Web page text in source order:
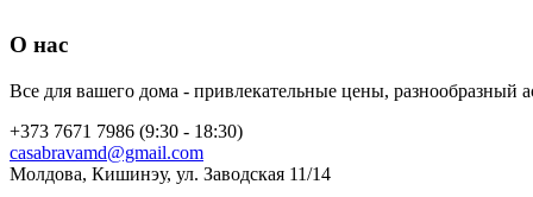
О нас
Все для вашего дома - привлекательные цены, разнообразный
+373 7671 7986 (9:30 - 18:30)
casabravamd@gmail.com
Молдова, Кишинэу, ул. Заводская 11/14